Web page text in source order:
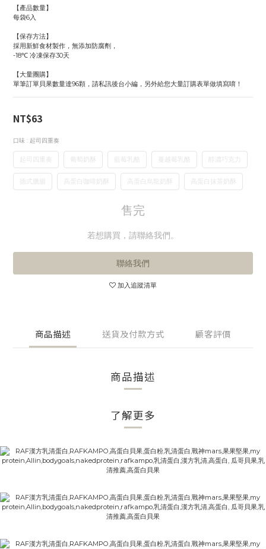
【產品數量】
每袋6入
【保存方法】
採用新鮮食材製作，無添加防腐劑，
-18℃ 冷凍保存30天
【大量團購】
單筆訂單貝果數量達96顆，請私訊後台小編，另外給您大量訂購表單做填寫唷！
NT$63
口味 : 起司四重奏
醇濃巧克力
售完
若想購買，請聯絡我們。
聯絡我們
加入追蹤清單
商品描述 送貨及付款方式 顧客評價
商品描述
了解更多